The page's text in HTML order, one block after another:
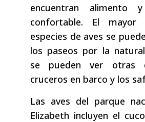
encuentran alimento
confortable. El mayor
especies de aves se
los paseos por la
se pueden ver otras
cruceros en barco y los
Las aves del parque
Elizabeth incluyen el